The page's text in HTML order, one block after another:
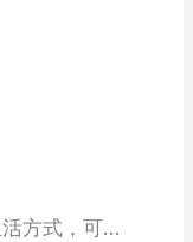
方式，可…